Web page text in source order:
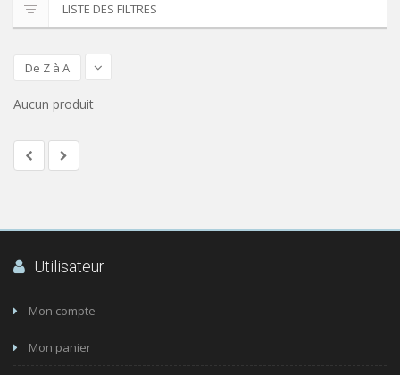
CONTACT
LISTE DES FILTRES
De Z à A
Aucun produit
Utilisateur
Mon compte
Mon panier